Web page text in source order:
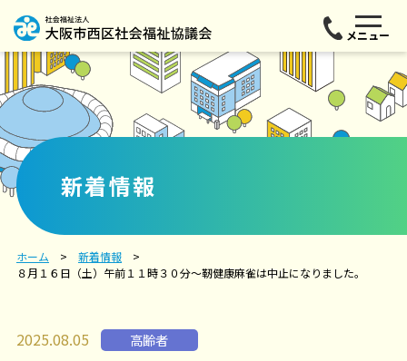
メニュー
新着情報
ホーム
新着情報
８月１６日（土）午前１１時３０分～靭健康麻雀は中止になりました。
2025.08.05 高齢者